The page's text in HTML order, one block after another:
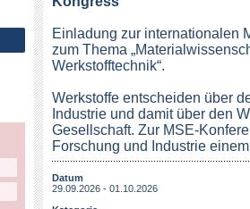
Einladung zur internationalen
zum Thema
Werkstofftechnik“.
Werkstoffe entscheiden über
Industrie und damit über den
Gesellschaft. Zur MSE-
Forschung und Industrie
Datum
29.09.2026 - 01.10.2026